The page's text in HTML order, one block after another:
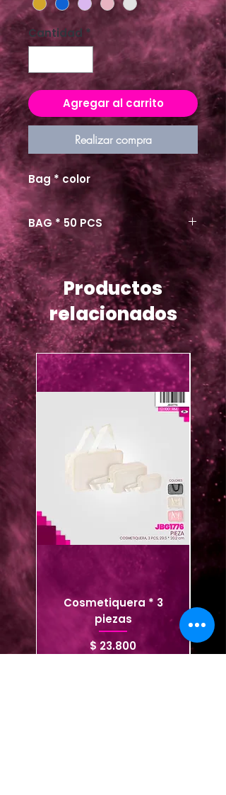
Cantidad *
Agregar al carrito
Realizar compra
Bag * color
BAG * 50 PCS
Productos
relacionados
Cosmetiquera * 3
piezas
Precio
$ 23.800